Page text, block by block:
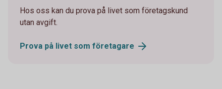
Hos oss kan du prova på livet som företagskund
utan avgift.
Prova på livet som företagare